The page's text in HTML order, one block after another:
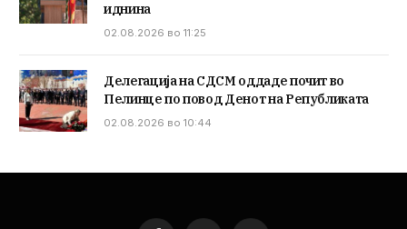
иднина
02.08.2026 во 11:25
Делегација на СДСМ оддаде почит во
Пелинце по повод Денот на Републиката
02.08.2026 во 10:44